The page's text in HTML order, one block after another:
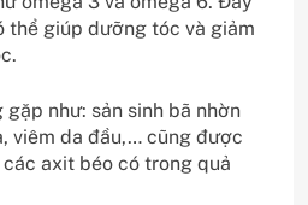
thể giúp dưỡng tóc và giảm
như: sản sinh bã nhờn
viêm da đầu,… cũng được
axit béo có trong quả